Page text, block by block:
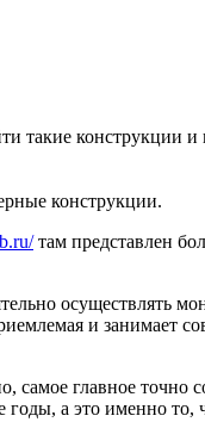
такие конструкции и
конструкции.
там представлен
осуществлять
и занимает
самое главное точно
годы, а это именно